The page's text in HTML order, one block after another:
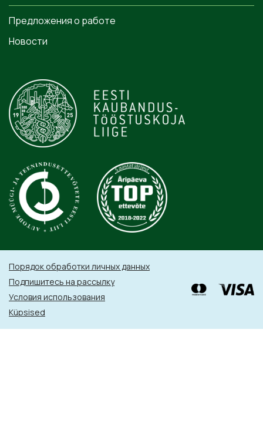
Предложения о работе
Новости
Порядок обработки личных данных
Подпишитесь на рассылку
Условия использования
Küpsised